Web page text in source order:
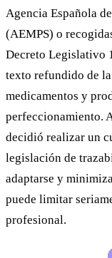
Agencia Española
(AEMPS) o
Decreto Legislativo
texto refundido de
medicamentos y
perfeccionamiento.
decidió realizar un
legislación de
adaptarse y
puede limitar
profesional.